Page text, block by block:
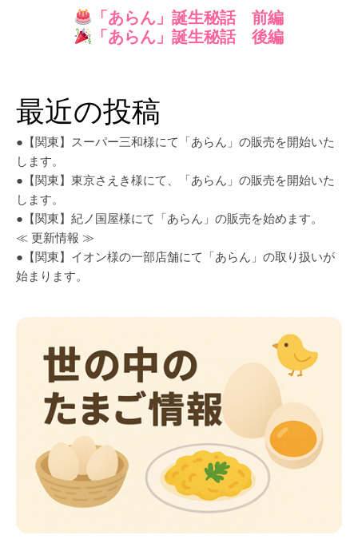
「あらん」誕生秘話 前編
「あらん」誕生秘話
後編
最近の投稿
●【関東】スーパー三和様にて「あらん」の販売を開始いた
します。
●【関東】東京さえき様にて、「あらん」の販売を開始いた
します。
●【関東】紀ノ国屋様にて「あらん」の販売を始めます。
≪ 更新情報 ≫
●【関東】イオン様の一部店舗にて「あらん」の取り扱いが
始まります。